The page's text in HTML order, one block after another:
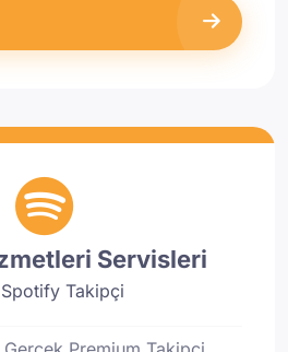
Servisleri
Takipçi